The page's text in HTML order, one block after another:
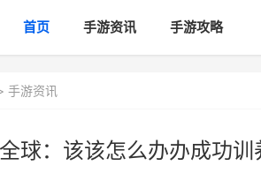
首页 手游资讯 手游攻略
手游资讯
全球：该该怎么办办成功